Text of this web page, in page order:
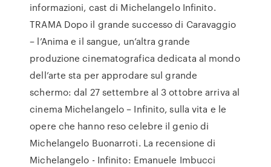
informazioni, cast di Michelangelo Infinito.
TRAMA Dopo il grande successo di Caravaggio
– l’Anima e il sangue, un’altra grande
produzione cinematografica dedicata al mondo
dell’arte sta per approdare sul grande
schermo: dal 27 settembre al 3 ottobre arriva al
cinema Michelangelo – Infinito, sulla vita e le
opere che hanno reso celebre il genio di
Michelangelo Buonarroti. La recensione di
Michelangelo - Infinito: Emanuele Imbucci